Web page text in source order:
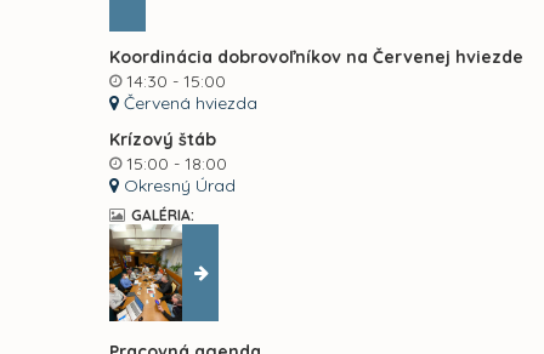
Koordinácia dobrovoľníkov na Červenej hviezde
14:30 - 15:00
Červená hviezda
Krízový štáb
15:00 - 18:00
Okresný Úrad
GALÉRIA: